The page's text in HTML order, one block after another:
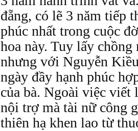
đẵng, có lẽ 3 năm tiếp
phúc nhất trong cuộc
hoa này. Tuy lấy
nhưng với Nguyễn
ngày đầy hạnh phúc
của bà. Ngoài việc viết
nội trợ mà tài nữ công
thiên hạ khen lao từ